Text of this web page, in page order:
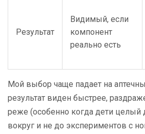
Результат
Видимый, если
компонент
реально есть
Мой выбор чаще падает на
результат виден быстрее,
реже (особенно когда дети целый
вокруг и не до экспериментов с